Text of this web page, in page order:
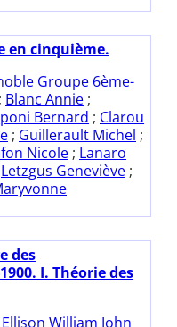
en cinquième.
Groupe 6ème-
; Blanc Annie ;
Bernard ; Clarou
; Guillerault Michel ;
Nicole ; Lanaro
Letzgus Geneviève ;
des
I. Théorie des
Ellison William John